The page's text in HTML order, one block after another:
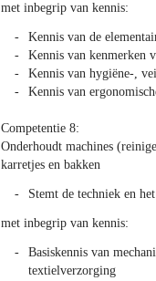
met inbegrip van kennis:
Kennis van de
Kennis van kenmerken
Kennis van hygiëne-,
Kennis van
Competentie 8:
Onderhoudt machines
karretjes en bakken
Stemt de techniek en
met inbegrip van kennis:
Basiskennis van
textielverzorging